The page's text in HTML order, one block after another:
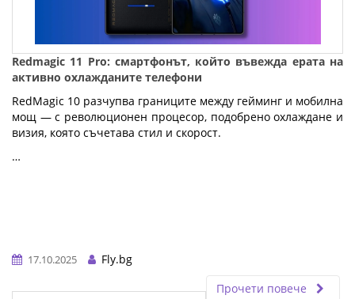
Redmagic 11 Pro: смартфонът, който въвежда ерата на
активно охлажданите телефони
RedMagic 10 разчупва границите между гейминг и мобилна
мощ — с революционен процесор, подобрено охлаждане и
визия, която съчетава стил и скорост.
…
17.10.2025
Fly.bg
Прочети повече